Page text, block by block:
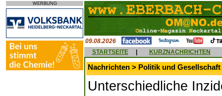
WERBUNG
09.08.2026
STARTSEITE
KURZNACHRICHTEN
Nachrichten > Politik und Gesellschaft
Unterschiedliche